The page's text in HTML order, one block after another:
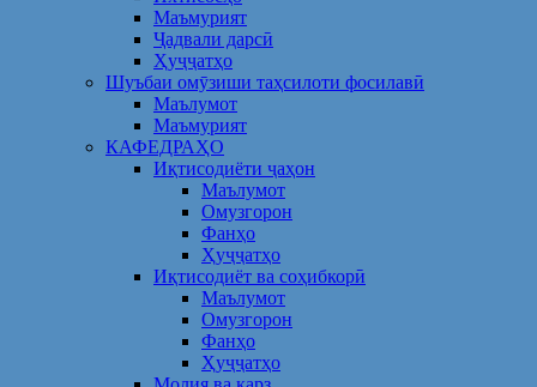
Маъмурият
Ҷадвали дарсӣ
Ҳуҷҷатҳо
Шуъбаи омӯзиши таҳсилоти фосилавӣ
Маълумот
Маъмурият
КАФЕДРАҲО
Иқтисодиёти ҷаҳон
Маълумот
Омузгорон
Фанҳо
Ҳуҷҷатҳо
Иқтисодиёт ва соҳибкорӣ
Маълумот
Омузгорон
Фанҳо
Ҳуҷҷатҳо